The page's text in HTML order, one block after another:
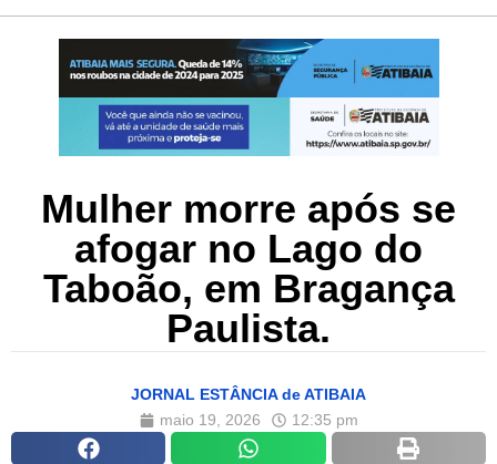
Mulher morre após se
afogar no Lago do
Taboão, em Bragança
Paulista.
JORNAL ESTÂNCIA de ATIBAIA
maio 19, 2026
12:35 pm